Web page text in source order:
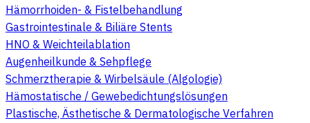
Hämorrhoiden- & Fistelbehandlung
Gastrointestinale & Biliäre Stents
HNO & Weichteilablation
Augenheilkunde & Sehpflege
Schmerztherapie & Wirbelsäule (Algologie)
Hämostatische / Gewebedichtungslösungen
Plastische, Ästhetische & Dermatologische Verfahren